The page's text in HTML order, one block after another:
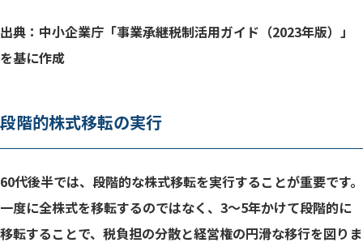
出典：中小企業庁「事業承継税制活用ガイド（2023年版）」
を基に作成
段階的株式移転の実行
60代後半では、段階的な株式移転を実行することが重要です。
一度に全株式を移転するのではなく、3～5年かけて段階的に
移転することで、税負担の分散と経営権の円滑な移行を図りま